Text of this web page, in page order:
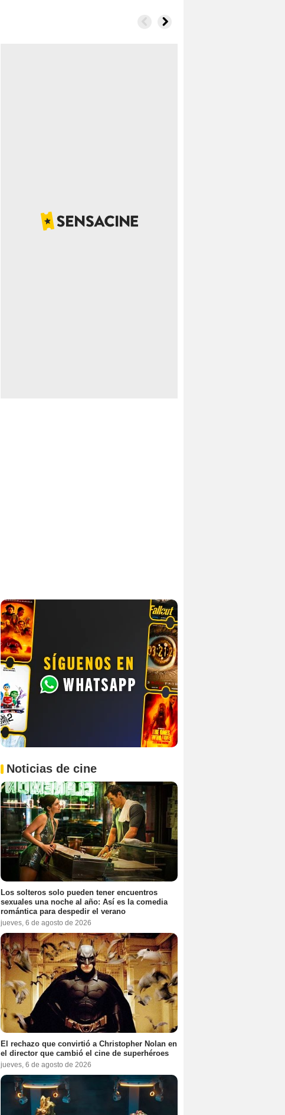
Noticias de cine
Los solteros solo pueden tener encuentros
sexuales una noche al año: Así es la comedia
romántica para despedir el verano
jueves, 6 de agosto de 2026
El rechazo que convirtió a Christopher Nolan en
el director que cambió el cine de superhéroes
jueves, 6 de agosto de 2026